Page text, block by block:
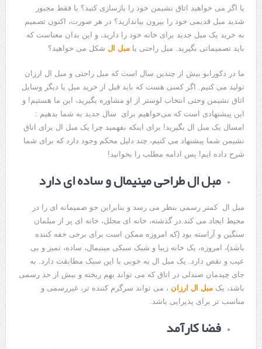
یا اگر می خواهید اتاق نشیمن خود را بازسازی کنید؟ یا فقط مجبور
شدید مبل قدیمی خود را بیرون بیاندازید؟ در هر صورت، اکنون تصمیم
به خرید یک مبل جدید برای خانه خود را دارید، و این بدان معناست که
باید تصمیماتی بگیرید. مبل راحتی یا مبل ال شکل می خواهید؟
ما در دکورابو بیش از چندین سال است که مبل راحتی و مبل ال ارزان
تولید می کنیم. اگر کسی هست که باید قبل از خرید مبل یا دیگر وسایل
اتاق نشیمن وحتی انتخاب لوستر از او مشاوره بگیرید، این ما هستیم! و
این پیشنهادی است که می‌خواهیم برای سال جدید به شما بدهیم :
امسال یک مبل ال بگیرید! برای اینکه بفهمید چرا یک مبل ال برای اتاق
نشیمن شما پیشنهاد می کنیم، چند دلیل محکم وجود دارد که برای شما
شرح داده ایم! پس ادامه مطلب را بخوانید!
مبل ال طراحی مینیمال و ساده ای دارد
مبل ال کمتر رسمی بنظر می رسد و بنابراین جو صمیمانه ای را در
محیط ایجاد می کند.در گذشته، خانه ای مجلل، خانه ای پر از مبلمان
سنگین و آراسته بود (که امروزه ممکن است برای برخی خفه کننده
باشد)، امروزه، یک خانه زیبا و شیک سبکی مینیمال، ساده، تمیز و بی
عیب و نقص دارد. یک مبل ال به خوبی با این سبک مطابقت دارد. به
جای چیدمان صندلی در اتاق که می تواند بهم ریخته و بیش از حد رسمی
باشد، یک مبل ال ارزان ، می تواند سرگرم کننده تر، غیررسمی و
مناسب تر برای پذیرایی باشد.
فضا کارآمد